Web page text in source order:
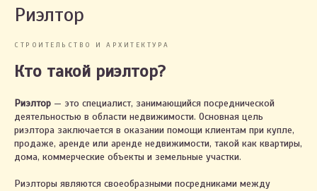
Риэлтор
СТРОИТЕЛЬСТВО И АРХИТЕКТУРА
Кто такой риэлтор?
Риэлтор — это специалист, занимающийся посреднической
деятельностью в области недвижимости. Основная цель
риэлтора заключается в оказании помощи клиентам при купле,
продаже, аренде или аренде недвижимости, такой как квартиры,
дома, коммерческие объекты и земельные участки.
Риэлторы являются своеобразными посредниками между